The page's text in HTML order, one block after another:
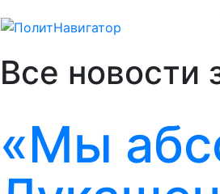
Все новости
«Мы